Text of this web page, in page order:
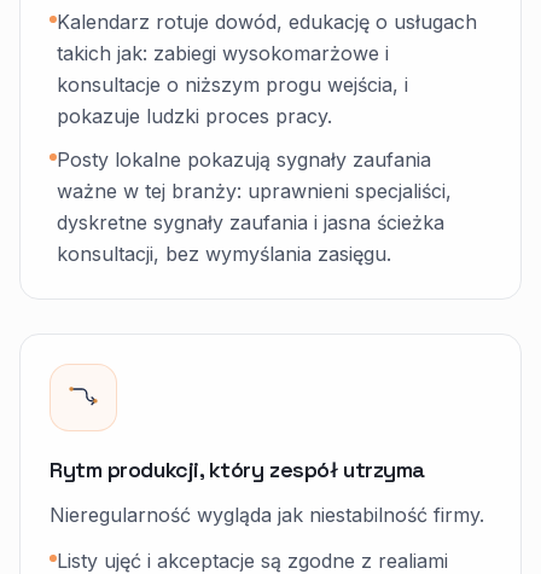
Kalendarz rotuje dowód, edukację o usługach
takich jak: zabiegi wysokomarżowe i
konsultacje o niższym progu wejścia, i
pokazuje ludzki proces pracy.
Posty lokalne pokazują sygnały zaufania
ważne w tej branży: uprawnieni specjaliści,
dyskretne sygnały zaufania i jasna ścieżka
konsultacji, bez wymyślania zasięgu.
Rytm produkcji, który zespół utrzyma
Nieregularność wygląda jak niestabilność firmy.
Listy ujęć i akceptacje są zgodne z realiami